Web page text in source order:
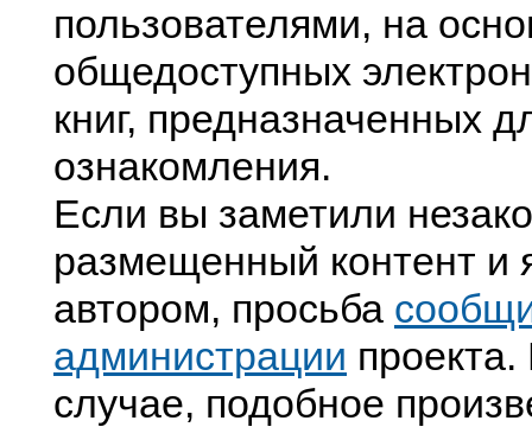
пользователями, на
общедоступных
книг, предназначенных
ознакомления.
Если вы заметили
размещенный контент и
автором, просьба
администрации
случае, подобное